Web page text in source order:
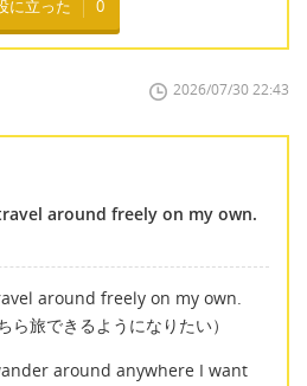
に立った 0
2026/07/30 22:43
around freely on my own.
around freely on my own.
ら旅できるようになりたい）
around anywhere I want